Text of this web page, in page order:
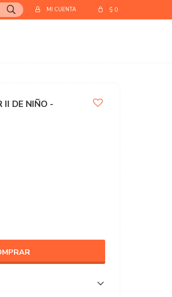
$ 0
II DE NIÑO -